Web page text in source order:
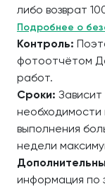
либо возврат
Подробнее о
Контроль:
фотоотчётом
работ.
Сроки:
необходимости
выполнения
недели
информация по